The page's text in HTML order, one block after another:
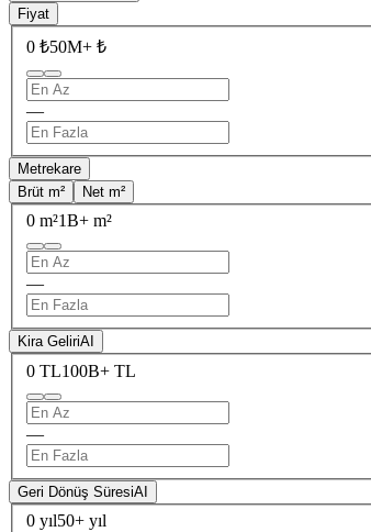
Fiyat
0 ₺50M+ ₺
—
Metrekare
Brüt m²
Net m²
0 m²1B+ m²
—
Kira GeliriAI
0 TL100B+ TL
—
Geri Dönüş SüresiAI
0 yıl50+ yıl